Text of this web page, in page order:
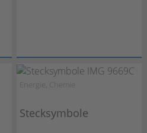
Energie, Chemie
Stecksymbole